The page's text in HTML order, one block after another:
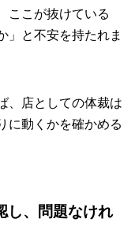
ここが抜けている
」と不安を持たれま
、店としての体裁は
に動くかを確かめる
し、問題なけれ